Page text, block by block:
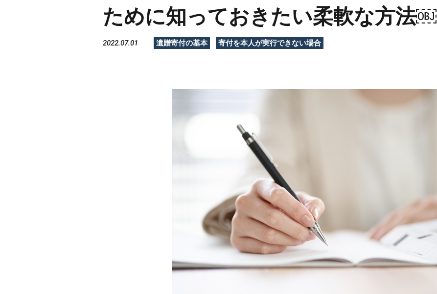
ために知っておきたい柔軟な方法￼
2022.07.01 遺贈寄付の基本 寄付を本人が実行できない場合